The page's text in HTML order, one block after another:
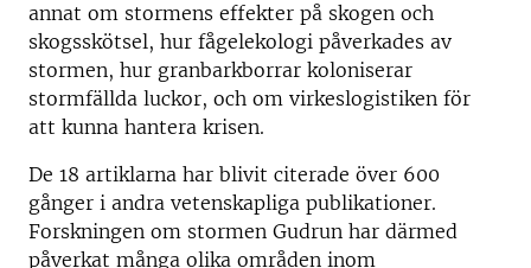
annat om stormens effekter på skogen och
skogsskötsel, hur fågelekologi påverkades av
stormen, hur granbarkborrar koloniserar
stormfällda luckor, och om virkeslogistiken för
att kunna hantera krisen.
De 18 artiklarna har blivit citerade över 600
gånger i andra vetenskapliga publikationer.
Forskningen om stormen Gudrun har därmed
påverkat många olika områden inom